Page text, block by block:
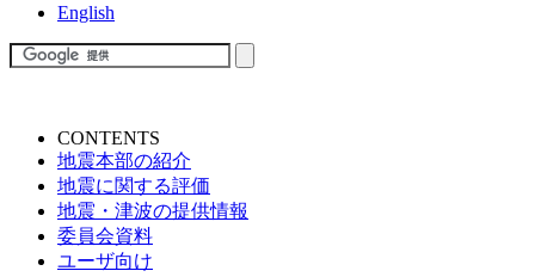
English
CONTENTS
地震本部の紹介
地震に関する評価
地震・津波の提供情報
委員会資料
ユーザ向け